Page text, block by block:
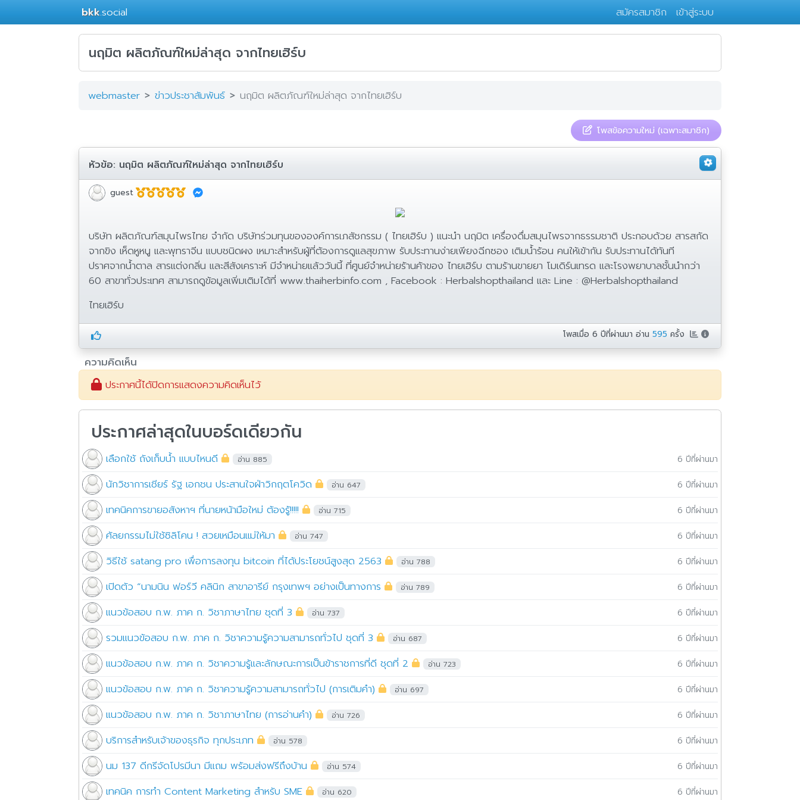
bkk.social สมัครสมาชิก เข้าสู่ระบบ
นฤมิต ผลิตภัณฑ์ใหม่ล่าสุด จากไทยเฮิร์บ
webmaster ข่าวประชาสัมพันธ์ นฤมิต ผลิตภัณฑ์ใหม่ล่าสุด จากไทยเฮิร์บ
โพสข้อความใหม่ (เฉพาะสมาชิก)
หัวข้อ: นฤมิต ผลิตภัณฑ์ใหม่ล่าสุด จากไทยเฮิร์บ
guest
บริษัท ผลิตภัณฑ์สมุนไพรไทย จำกัด บริษัทร่วมทุนขององค์การเภสัชกรรม ( ไทยเฮิร์บ ) แนะนำ นฤมิต เครื่องดื่มสมุนไพรจากธรรมชาติ ประกอบด้วย สารสกัด
จากขิง เห็ดหูหนู และพุทราจีน แบบชนิดผง เหมาะสำหรับผู้ที่ต้องการดูแลสุขภาพ รับประทานง่ายเพียงฉีกซอง เติมน้ำร้อน คนให้เข้ากัน รับประทานได้ทันที
ปราศจากน้ำตาล สารแต่งกลิ่น และสีสังเคราะห์ มีจำหน่ายแล้ววันนี้ ที่ศูนย์จำหน่ายร้านค้าของ ไทยเฮิร์บ ตามร้านขายยา โมเดิร์นเทรด และโรงพยาบาลชั้นนำกว่า
60 สาขาทั่วประเทศ สามารถดูข้อมูลเพิ่มเติมได้ที่ www.thaiherbinfo.com , Facebook : Herbalshopthailand และ Line : @Herbalshopthailand
ไทยเฮิร์บ
โพสเมื่อ6 ปีที่ผ่านมา อ่าน595 ครั้ง
ความคิดเห็น
ประกาศนี้ได้ปิดการแสดงความคิดเห็นไว้
ประกาศล่าสุดในบอร์ดเดียวกัน
เลือกใช้ ถังเก็บน้ำ แบบไหนดี อ่าน 885 6 ปีที่ผ่านมา
นักวิชาการเชียร์ รัฐ เอกชน ประสานใจฝ่าวิกฤตโควิด อ่าน 647 6 ปีที่ผ่านมา
เทคนิคการขายอสังหาฯ ที่นายหน้ามือใหม่ ต้องรู้!!!!! อ่าน 715 6 ปีที่ผ่านมา
ศัลยกรรมไม่ใช้ซิลิโคน ! สวยเหมือนแม่ให้มา อ่าน 747 6 ปีที่ผ่านมา
วิธีใช้ satang pro เพื่อการลงทุน bitcoin ที่ได้ประโยชน์สูงสุด 2563 อ่าน 788 6 ปีที่ผ่านมา
เปิดตัว “นามนิน ฟอร์วี คลินิก สาขาอารีย์ กรุงเทพฯ อย่างเป็นทางการ อ่าน 789 6 ปีที่ผ่านมา
แนวข้อสอบ ก.พ. ภาค ก. วิชาภาษาไทย ชุดที่ 3 อ่าน 737 6 ปีที่ผ่านมา
รวมแนวข้อสอบ ก.พ. ภาค ก. วิชาความรู้ความสามารถทั่วไป ชุดที่ 3 อ่าน 687 6 ปีที่ผ่านมา
แนวข้อสอบ ก.พ. ภาค ก. วิชาความรู้และลักษณะการเป็นข้าราชการที่ดี ชุดที่ 2 อ่าน 723 6 ปีที่ผ่านมา
แนวข้อสอบ ก.พ. ภาค ก. วิชาความรู้ความสามารถทั่วไป (การเติมคำ) อ่าน 697 6 ปีที่ผ่านมา
แนวข้อสอบ ก.พ. ภาค ก. วิชาภาษาไทย (การอ่านคำ) อ่าน 726 6 ปีที่ผ่านมา
บริการสำหรับเจ้าของธุรกิจ ทุกประเภท อ่าน 578 6 ปีที่ผ่านมา
นม 137 ดีกรีจัดโปรมีนา มีแถม พร้อมส่งฟรีถึงบ้าน อ่าน 574 6 ปีที่ผ่านมา
เทคนิค การทำ Content Marketing สำหรับ SME อ่าน 620 6 ปีที่ผ่านมา